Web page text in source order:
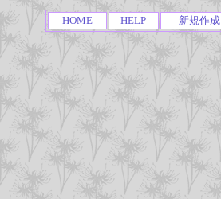
HOME HELP 新規作成